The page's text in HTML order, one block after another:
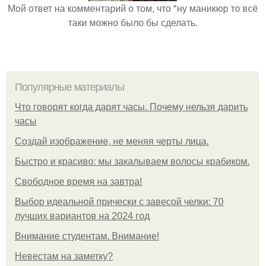
Мой ответ на комментарий о том, что "ну маникюр то всё
таки можно было бы сделать.
Популярные материалы
Что говорят когда дарят часы. Почему нельзя дарить
часы
Создай изображение, не меняя черты лица.
Быстро и красиво: мы закалываем волосы крабиком.
Свободное время на завтра!
Выбор идеальной прически с завесой челки: 70
лучших вариантов на 2024 год
Внимание студентам. Внимание!
Невестам на заметку?